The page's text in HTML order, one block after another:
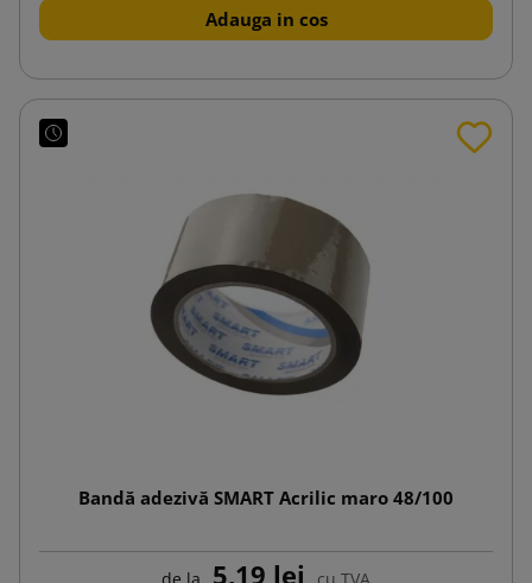
Adauga in cos
Bandă adezivă SMART Acrilic maro 48/100
de la 5,19 lej cu TVA